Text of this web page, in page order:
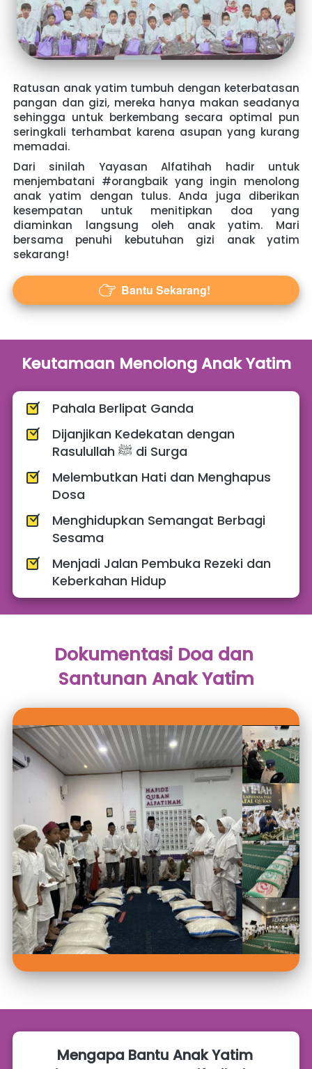
Ratusan anak yatim tumbuh dengan keterbatasan
pangan dan gizi, mereka hanya makan seadanya
sehingga untuk berkembang secara optimal pun
seringkali terhambat karena asupan yang kurang
memadai.
Dari sinilah Yayasan Alfatihah hadir untuk
menjembatani #orangbaik yang ingin menolong
anak yatim dengan tulus. Anda juga diberikan
kesempatan untuk menitipkan doa yang
diaminkan langsung oleh anak yatim. Mari
bersama penuhi kebutuhan gizi anak yatim
sekarang!
` Bantu Sekarang!
Keutamaan Menolong Anak Yatim
Pahala Berlipat Ganda
Dijanjikan Kedekatan dengan
Rasulullah ﷺ di Surga
Melembutkan Hati dan Menghapus
Dosa
Menghidupkan Semangat Berbagi
Sesama
Menjadi Jalan Pembuka Rezeki dan
Keberkahan Hidup
Dokumentasi Doa dan
Santunan Anak Yatim
Mengapa Bantu Anak Yatim